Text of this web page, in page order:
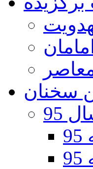
سخنان
95